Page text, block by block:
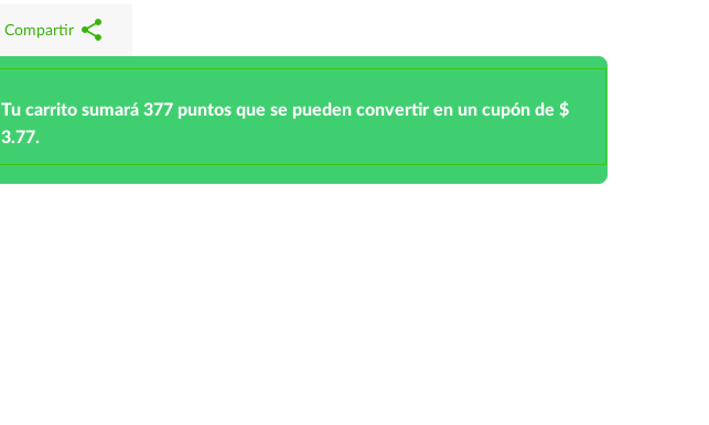
Compartir share
Tu carrito sumará 377 puntos que se pueden convertir en un cupón de $
3.77.